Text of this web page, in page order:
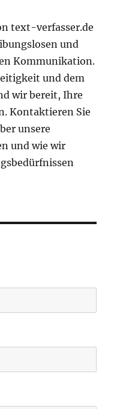
text-verfasser.de
und
Kommunikation.
und dem
wir bereit, Ihre
Kontaktieren Sie
unsere
und wie wir